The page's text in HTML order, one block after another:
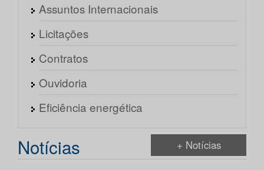
Assuntos Internacionais
Licitações
Contratos
Ouvidoria
Eficiência energética
Notícias + Notícias